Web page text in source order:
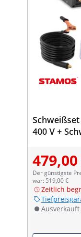
400 V +
479,00
Der günstigste
war: 519,00 €
Zeitlich
Ausverkauft